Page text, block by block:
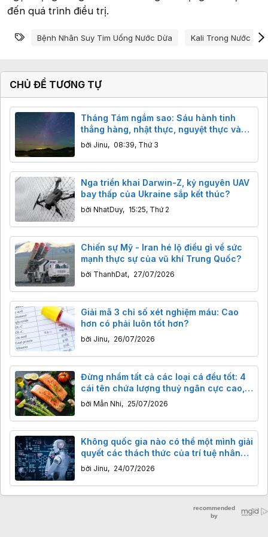
đến quá trình điều trị.
Từ khóa
Bệnh Nhân Suy Tim Uống Nước Dừa Kali Trong Nước Dừa
CHỦ ĐỀ TƯƠNG TỰ
Tháng Tám ngắm sao: Sáu hành tinh
thẳng hàng, nhật thực, nguyệt thực và
ngôi sao khổng lồ đáng sợ
bởi Jinu, 08:39, Thứ 3
Nga triển khai Darwin-Z, kỷ nguyên UAV
bay thấp của Ukraine sắp kết thúc?
bởi NhatDuy, 15:25, Thứ 2
Chiến sự Mỹ - Iran hé lộ điều gì về sức
mạnh thực sự của vũ khí Trung Quốc?
bởi ThanhDat, 27/07/2026
Giải mã 3 chỉ số xét nghiệm máu: Cao
hơn có phải luôn tốt hơn?
bởi Jinu, 26/07/2026
Đừng nhầm tất cả các loại cá đều tốt: 4
cái tên chứa lượng thuỷ ngân cực cao,
ăn nhiều dễ rước độc vào người
bởi Mẫn Nhi, 25/07/2026
Không quốc gia nào có thể một mình giải
quyết các thách thức của trí tuệ nhân
tạo
bởi Jinu, 24/07/2026